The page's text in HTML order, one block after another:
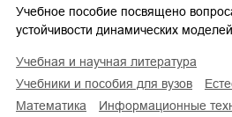
Учебное пособие посвящено
устойчивости динамических
учебная и научная литература
учебники и пособия для вузов
математика
информационные